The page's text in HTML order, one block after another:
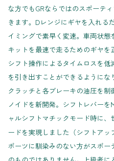
な方でもGRならではのスポーテ
きます。Dレンジにギヤを入れる
イミングで素早く変速。車両状
キットを最速で走るためのギヤを
シフト操作によるタイムロスを
を引き出すことができるように
クラッチと各ブレーキの油圧を
ノイドを新開発。シフトレバー
ャルシフトマチックモード時に、
ードを実現しました（シフトアッ
ポーツに馴染みのない方がスポ